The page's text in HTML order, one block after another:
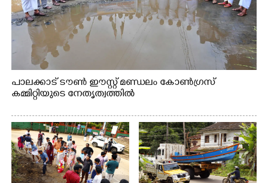
പാലക്കാട് ടൗൺ ഈസ്റ്റ് മണ്ഡലം കോൺഗ്രസ്
കമ്മിറ്റിയുടെ നേതൃത്വത്തിൽ